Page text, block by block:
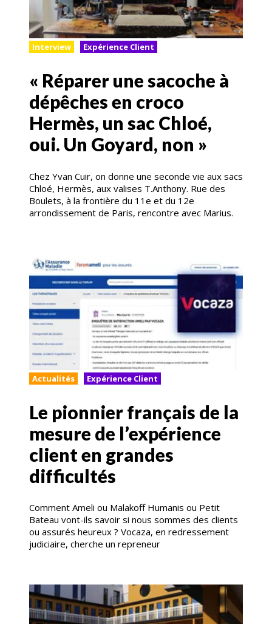
Interview Expérience Client
« Réparer une sacoche à
dépêches en croco
Hermès, un sac Chloé,
oui. Un Goyard, non »
Chez Yvan Cuir, on donne une seconde vie aux sacs
Chloé, Hermès, aux valises T.Anthony. Rue des
Boulets, à la frontière du 11e et du 12e
arrondissement de Paris, rencontre avec Marius.
Actualités Expérience Client
Le pionnier français de la
mesure de l’expérience
client en grandes
difficultés
Comment Ameli ou Malakoff Humanis ou Petit
Bateau vont-ils savoir si nous sommes des clients
ou assurés heureux ? Vocaza, en redressement
judiciaire, cherche un repreneur